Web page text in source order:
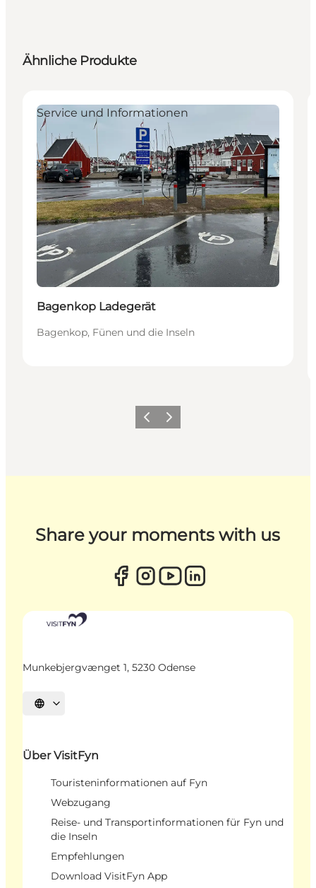
Ähnliche Produkte
Service und Informationen
Bagenkop Ladegerät
Bagenkop, Fünen und die Inseln
ZurückWeiter
Share your moments with us
Munkebjergvænget 1, 5230 Odense
Sprache auswählen
Über VisitFyn
Touristeninformationen auf Fyn
Webzugang
Reise- und Transportinformationen für Fyn und
die Inseln
Empfehlungen
Download VisitFyn App